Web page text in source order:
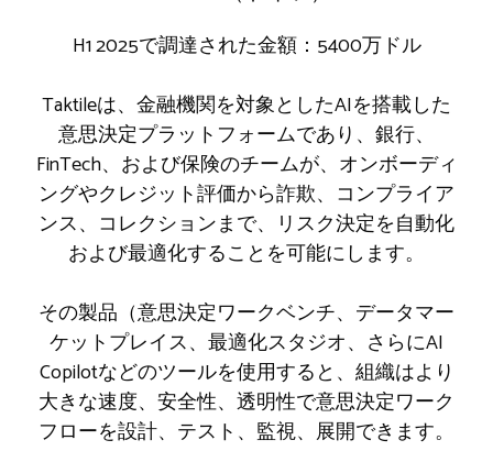
H1 2025で調達された金額：5400万ドル
Taktileは、金融機関を対象としたAIを搭載した
意思決定プラットフォームであり、銀行、
FinTech、および保険のチームが、オンボーディ
ングやクレジット評価から詐欺、コンプライア
ンス、コレクションまで、リスク決定を自動化
および最適化することを可能にします。
その製品（意思決定ワークベンチ、データマー
ケットプレイス、最適化スタジオ、さらにAI
Copilotなどのツールを使用すると、組織はより
大きな速度、安全性、透明性で意思決定ワーク
フローを設計、テスト、監視、展開できます。